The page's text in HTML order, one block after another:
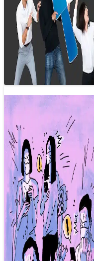
chính thức sẽ
26/12/2024 16:00
Tin tức phi chính thức
Chúng cung cấp thông
Phòng chống